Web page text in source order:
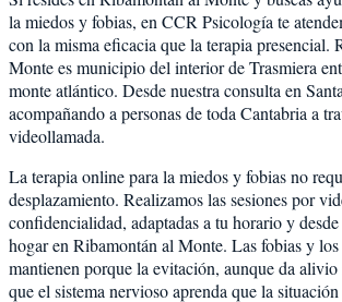
la miedos y fobias, en CCR Psicología te
con la misma eficacia que la terapia presencial.
Monte es municipio del interior de Trasmiera
monte atlántico. Desde nuestra consulta en
acompañando a personas de toda Cantabria a
videollamada.
La terapia online para la miedos y fobias no
desplazamiento. Realizamos las sesiones por
confidencialidad, adaptadas a tu horario y
hogar en Ribamontán al Monte. Las fobias y los
mantienen porque la evitación, aunque da
que el sistema nervioso aprenda que la